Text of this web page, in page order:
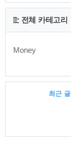
전체 카테고리
Money
최근 글
근